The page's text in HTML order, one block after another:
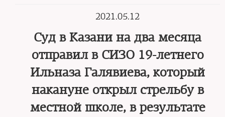
2021.05.12
Суд в Казани на два месяца
отправил в СИЗО 19-летнего
Ильназа Галявиева, который
накануне открыл стрельбу в
местной школе, в результате